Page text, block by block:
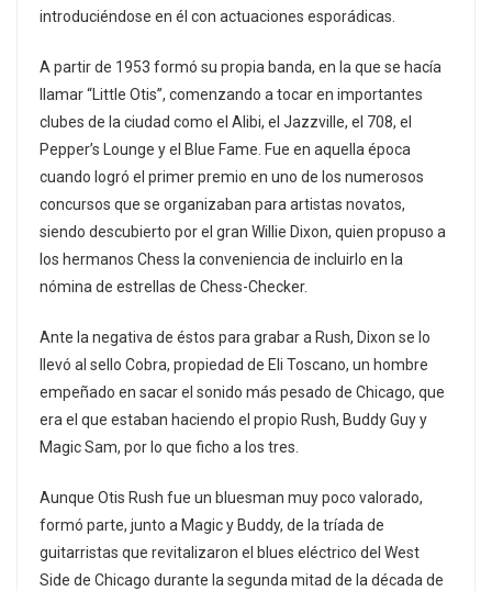
introduciéndose en él con actuaciones esporádicas.
A partir de 1953 formó su propia banda, en la que se hacía
llamar “Little Otis”, comenzando a tocar en importantes
clubes de la ciudad como el Alibi, el Jazzville, el 708, el
Pepper’s Lounge y el Blue Fame. Fue en aquella época
cuando logró el primer premio en uno de los numerosos
concursos que se organizaban para artistas novatos,
siendo descubierto por el gran Willie Dixon, quien propuso a
los hermanos Chess la conveniencia de incluirlo en la
nómina de estrellas de Chess-Checker.
Ante la negativa de éstos para grabar a Rush, Dixon se lo
llevó al sello Cobra, propiedad de Eli Toscano, un hombre
empeñado en sacar el sonido más pesado de Chicago, que
era el que estaban haciendo el propio Rush, Buddy Guy y
Magic Sam, por lo que ficho a los tres.
Aunque Otis Rush fue un bluesman muy poco valorado,
formó parte, junto a Magic y Buddy, de la tríada de
guitarristas que revitalizaron el blues eléctrico del West
Side de Chicago durante la segunda mitad de la década de